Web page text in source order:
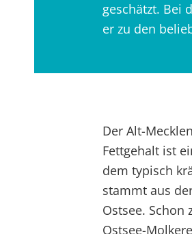
geschätzt. Bei
er zu den
Der Alt-
Fettgehalt ist
dem typisch
stammt aus
Ostsee. Schon
Ostsee-